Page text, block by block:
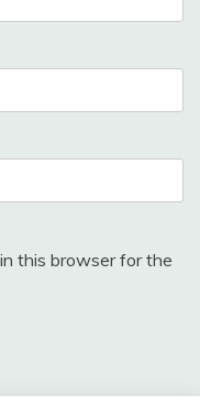
this browser for the